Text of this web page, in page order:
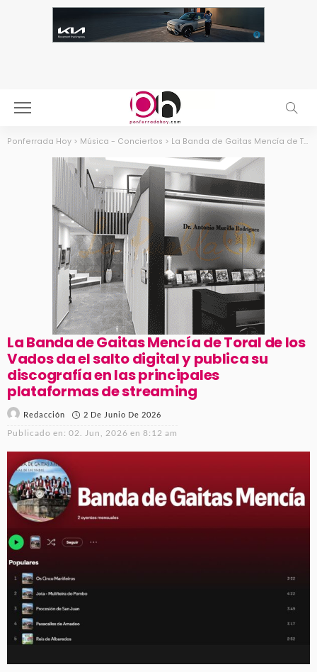
Ponferrada Hoy > Música - Conciertos > La Banda de Gaitas Mencía de Toral de los Vados da el salto digital y publica su discografía en las principales plataformas de streaming
La Banda de Gaitas Mencía de Toral de los
Vados da el salto digital y publica su
discografía en las principales
plataformas de streaming
Redacción 2 De Junio De 2026
Publicado en: 02. Jun, 2026 en 8:12 am